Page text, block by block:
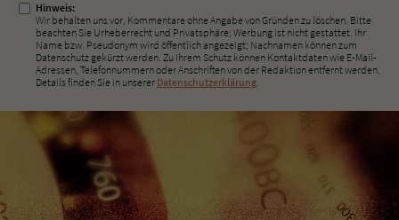
Hinweis:
Wir behalten uns vor, Kommentare ohne Angabe von Gründen zu löschen. Bitte
beachten Sie Urheberrecht und Privatsphäre; Werbung ist nicht gestattet. Ihr
Name bzw. Pseudonym wird öffentlich angezeigt; Nachnamen können zum
Datenschutz gekürzt werden. Zu Ihrem Schutz können Kontaktdaten wie E-Mail-
Adressen, Telefonnummern oder Anschriften von der Redaktion entfernt werden.
Details finden Sie in unserer Datenschutzerklärung.